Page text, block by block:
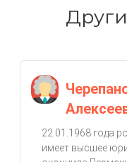
22.01.1968 года
имеет высшее